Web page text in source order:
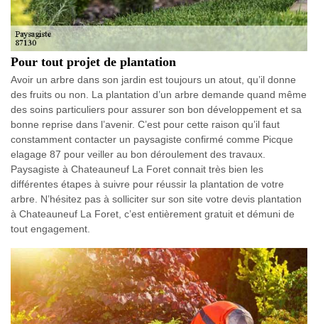
Pour tout projet de plantation
Avoir un arbre dans son jardin est toujours un atout, qu’il donne
des fruits ou non. La plantation d’un arbre demande quand même
des soins particuliers pour assurer son bon développement et sa
bonne reprise dans l’avenir. C’est pour cette raison qu’il faut
constamment contacter un paysagiste confirmé comme Picque
elagage 87 pour veiller au bon déroulement des travaux.
Paysagiste à Chateauneuf La Foret connait très bien les
différentes étapes à suivre pour réussir la plantation de votre
arbre. N’hésitez pas à solliciter sur son site votre devis plantation
à Chateauneuf La Foret, c’est entièrement gratuit et démuni de
tout engagement.